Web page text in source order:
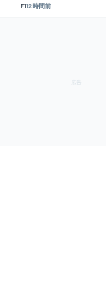
F112 時間前